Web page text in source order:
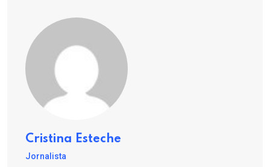
Cristina Esteche
Jornalista